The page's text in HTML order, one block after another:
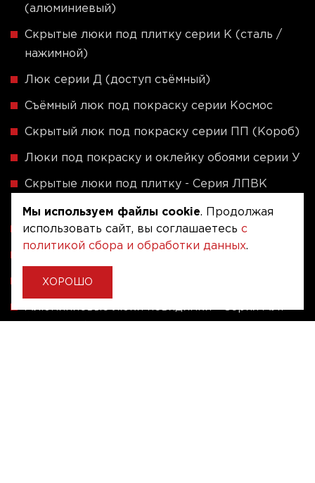
(алюминиевый)
Скрытые люки под плитку серии K (сталь /
нажимной)
Люк серии Д (доступ съёмный)
Съёмный люк под покраску серии Космос
Скрытый люк под покраску серии ПП (Короб)
Люки под покраску и оклейку обоями серии У
Скрытые люки под плитку - Серия ЛПВК
Ревизионные люки серии A (сталь / присоска)
Напольные люки серии ФЛЮР
Рассчитать люк по индивидуальным размерам
Мы используем файлы cookie. Продолжая
использовать сайт, вы соглашаетесь с
политикой сбора и обработки данных.
ХОРОШО